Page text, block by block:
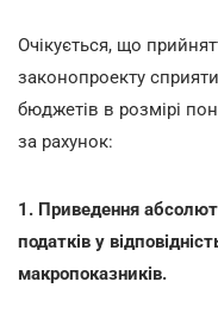
Очікується, що
законопроекту
бюджетів в розмірі
за рахунок:
1. Приведення
податків у
макропоказників.